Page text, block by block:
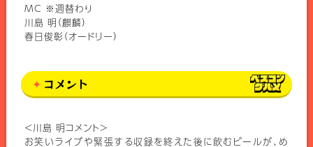
MC ※週替わり
川島 明（麒麟）
春日俊彰（オードリー）
コメント
＜川島 明コメント＞
お笑いライブや緊張する収録を終えた後に飲むビールが、め